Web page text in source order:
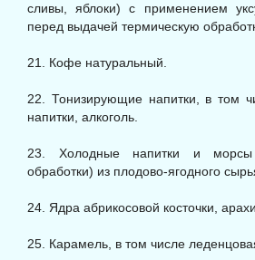
сливы, яблоки) с применением
перед выдачей термическую
21. Кофе натуральный.
22. Тонизирующие напитки, в том
напитки, алкоголь.
23. Холодные напитки и морсы
обработки) из плодово-ягодного
24. Ядра абрикосовой косточки,
25. Карамель, в том числе